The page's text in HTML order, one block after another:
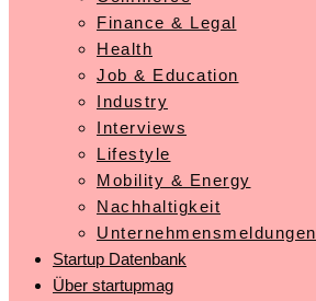
Finance & Legal
Health
Job & Education
Industry
Interviews
Lifestyle
Mobility & Energy
Nachhaltigkeit
Unternehmensmeldungen
Startup Datenbank
Über startupmag